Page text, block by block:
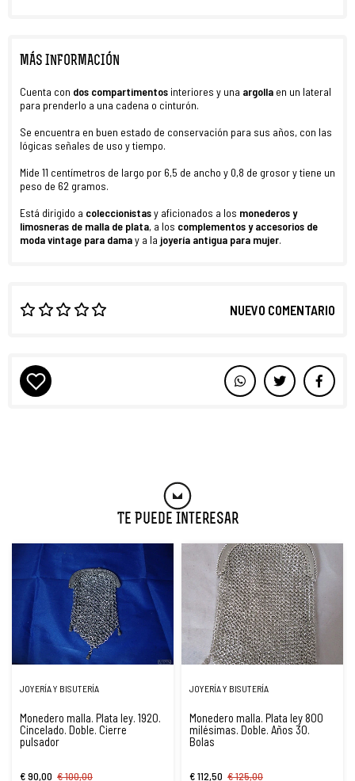
MÁS INFORMACIÓN
Cuenta con dos compartimentos interiores y una argolla en un lateral
para prenderlo a una cadena o cinturón.
Se encuentra en buen estado de conservación para sus años, con las
lógicas señales de uso y tiempo.
Mide 11 centímetros de largo por 6,5 de ancho y 0,8 de grosor y tiene un
peso de 62 gramos.
Está dirigido a coleccionistasy aficionados a los monederos y
limosneras de malla de plata, a los complementos y accesorios de
moda vintage para damay a la joyería antigua para mujer.
NUEVO COMENTARIO
Te Puede Interesar
JOYERÍA Y BISUTERÍA
Monedero malla. Plata ley. 1920.
Cincelado. Doble. Cierre
pulsador
€ 90,00 € 100,00
JOYERÍA Y BISUTERÍA
Monedero malla. Plata ley 800
milésimas. Doble. Años 30.
Bolas
€ 112,50 € 125,00